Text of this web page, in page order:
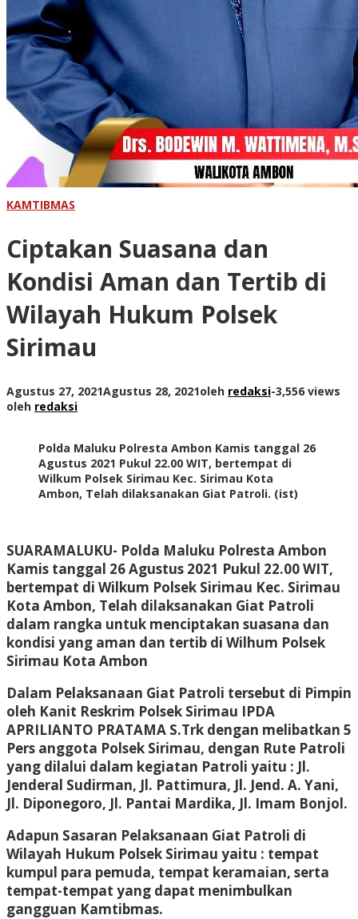
KAMTIBMAS
Ciptakan Suasana dan
Kondisi Aman dan Tertib di
Wilayah Hukum Polsek
Sirimau
Agustus 27, 2021Agustus 28, 2021oleh redaksi-3,556 views
oleh redaksi
Polda Maluku Polresta Ambon Kamis tanggal 26
Agustus 2021 Pukul 22.00 WIT, bertempat di
Wilkum Polsek Sirimau Kec. Sirimau Kota
Ambon, Telah dilaksanakan Giat Patroli. (ist)
SUARAMALUKU- Polda Maluku Polresta Ambon
Kamis tanggal 26 Agustus 2021 Pukul 22.00 WIT,
bertempat di Wilkum Polsek Sirimau Kec. Sirimau
Kota Ambon, Telah dilaksanakan Giat Patroli
dalam rangka untuk menciptakan suasana dan
kondisi yang aman dan tertib di Wilhum Polsek
Sirimau Kota Ambon
Dalam Pelaksanaan Giat Patroli tersebut di Pimpin
oleh Kanit Reskrim Polsek Sirimau IPDA
APRILIANTO PRATAMA S.Trk dengan melibatkan 5
Pers anggota Polsek Sirimau, dengan Rute Patroli
yang dilalui dalam kegiatan Patroli yaitu : Jl.
Jenderal Sudirman, Jl. Pattimura, Jl. Jend. A. Yani,
Jl. Diponegoro, Jl. Pantai Mardika, Jl. Imam Bonjol.
Adapun Sasaran Pelaksanaan Giat Patroli di
Wilayah Hukum Polsek Sirimau yaitu : tempat
kumpul para pemuda, tempat keramaian, serta
tempat-tempat yang dapat menimbulkan
gangguan Kamtibmas.